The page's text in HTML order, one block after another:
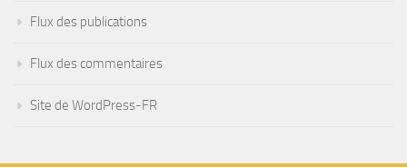
Flux des publications
Flux des commentaires
Site de WordPress-FR